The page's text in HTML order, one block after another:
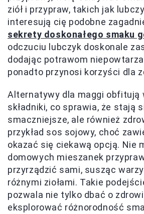
ziół i przypraw, takich jak
interesują cię podobne
sekrety doskonałego smaku
odczuciu lubczyk doskonale
dodając potrawom
ponadto przynosi korzyści dla
Alternatywy dla maggi obfitują
składniki, co sprawia, że stają
smaczniejsze, ale również
przykład sos sojowy, choć
okazać się ciekawą opcją. Nie
domowych mieszanek
przyrządzić sami, susząc
różnymi ziołami. Takie
pozwala nie tylko dbać o
eksplorować różnorodność